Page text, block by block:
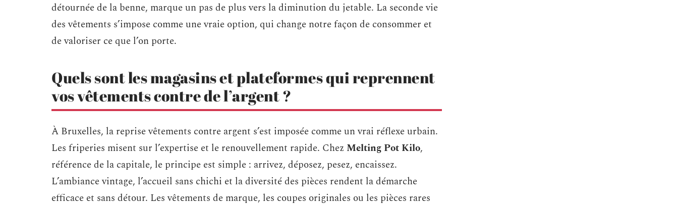
détournée de la benne, marque un pas de plus vers la diminution du jetable. La seconde vie
des vêtements s’impose comme une vraie option, qui change notre façon de consommer et
de valoriser ce que l’on porte.
Quels sont les magasins et plateformes qui reprennent
vos vêtements contre de l’argent ?
À Bruxelles, la reprise vêtements contre argent s’est imposée comme un vrai réflexe urbain.
Les friperies misent sur l’expertise et le renouvellement rapide. Chez Melting Pot Kilo,
référence de la capitale, le principe est simple : arrivez, déposez, pesez, encaissez.
L’ambiance vintage, l’accueil sans chichi et la diversité des pièces rendent la démarche
efficace et sans détour. Les vêtements de marque, les coupes originales ou les pièces rares